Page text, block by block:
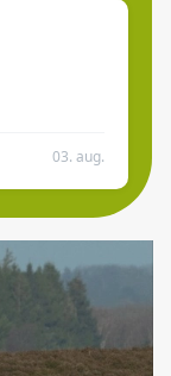
03. aug.